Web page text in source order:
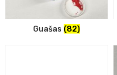
Guašas (82)